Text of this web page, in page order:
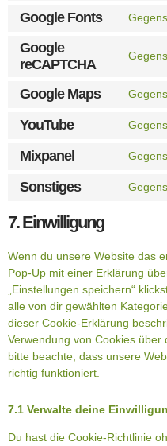
Google Fonts
Google
reCAPTCHA
Google Maps
YouTube
Mixpanel
Sonstiges
7. Einwilligung
Wenn du unsere Website das
Pop-Up mit einer Erklärung
„Einstellungen speichern“
alle von dir gewählten
dieser Cookie-Erklärung
Verwendung von Cookies
bitte beachte, dass unsere
richtig funktioniert.
7.1 Verwalte deine
Du hast die Cookie-Richtlinie